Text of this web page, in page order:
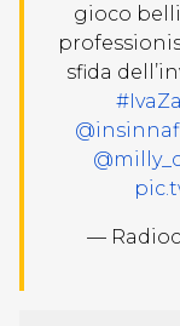
gioco
sfida
—